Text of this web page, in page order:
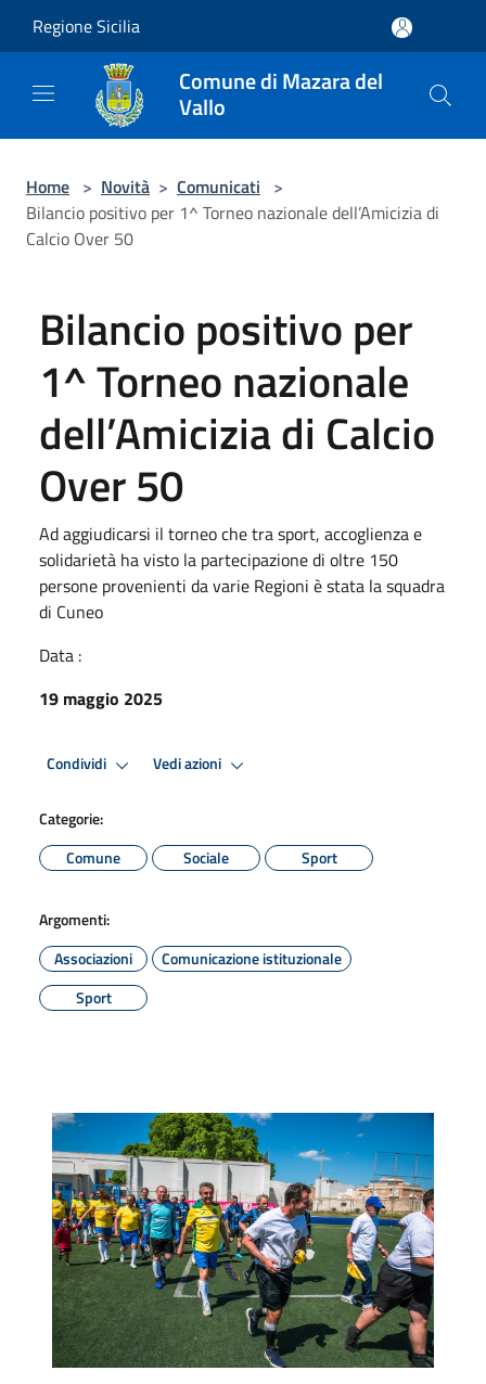
Regione Sicilia
Comune di Mazara del
Vallo
Home > Novità > Comunicati >
Bilancio positivo per 1^ Torneo nazionale dell’Amicizia di
Calcio Over 50
Bilancio positivo per
1^ Torneo nazionale
dell’Amicizia di Calcio
Over 50
Ad aggiudicarsi il torneo che tra sport, accoglienza e
solidarietà ha visto la partecipazione di oltre 150
persone provenienti da varie Regioni è stata la squadra
di Cuneo
Data :
19 maggio 2025
Condividi Vedi azioni
Categorie:
Comune
Sociale Sport
Argomenti:
Associazioni
Comunicazione istituzionale
Sport